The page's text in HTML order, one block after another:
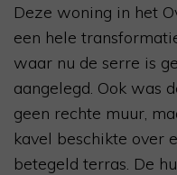
Deze woning in het
een hele
waar nu de serre is
aangelegd. Ook was
geen rechte muur,
kavel beschikte over
betegeld terras. De